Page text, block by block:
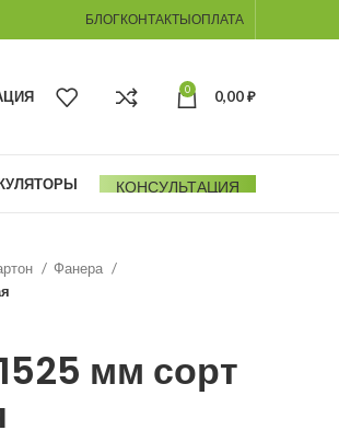
БЛОГКОНТАКТЫОПЛАТА
0 0,00₽
КОНСУЛЬТАЦИЯ
Фанера
мм сорт